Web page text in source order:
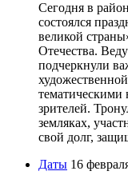
Сегодня в
состоялся
великой
Отечества.
подчеркнули
зрителей.
земляках,
свой долг,
Даты 16